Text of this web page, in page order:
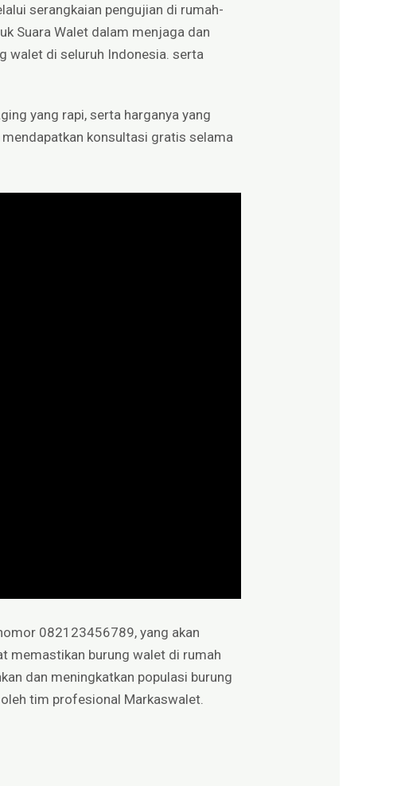
serangkaian pengujian di rumah-
Suara Walet dalam menjaga dan
walet di seluruh Indonesia. serta
yang rapi, serta harganya yang
konsultasi gratis selama
082123456789, yang akan
memastikan burung walet di rumah
dan meningkatkan populasi burung
tim profesional Markaswalet.